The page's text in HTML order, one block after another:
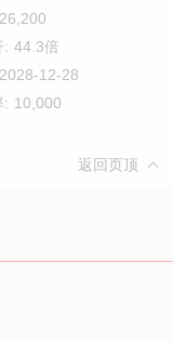
26,200
: 44.3倍
2028-12-28
: 10,000
返回页顶